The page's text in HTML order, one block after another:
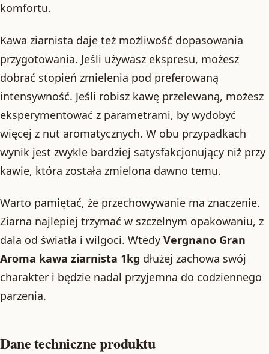
komfortu.
Kawa ziarnista daje też możliwość dopasowania
przygotowania. Jeśli używasz ekspresu, możesz
dobrać stopień zmielenia pod preferowaną
intensywność. Jeśli robisz kawę przelewaną, możesz
eksperymentować z parametrami, by wydobyć
więcej z nut aromatycznych. W obu przypadkach
wynik jest zwykle bardziej satysfakcjonujący niż przy
kawie, która została zmielona dawno temu.
Warto pamiętać, że przechowywanie ma znaczenie.
Ziarna najlepiej trzymać w szczelnym opakowaniu, z
dala od światła i wilgoci. Wtedy Vergnano Gran
Aroma kawa ziarnista 1kg dłużej zachowa swój
charakter i będzie nadal przyjemna do codziennego
parzenia.
Dane techniczne produktu